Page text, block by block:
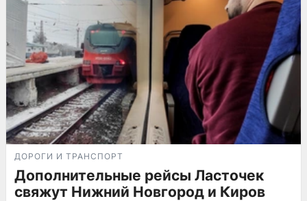
ДОРОГИ И ТРАНСПОРТ
Дополнительные рейсы Ласточек
свяжут Нижний Новгород и Киров